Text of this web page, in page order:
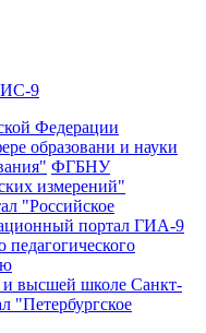
ИС-9
Федерации
образовани и науки
ФГБНУ
измерений"
"Российское
портал ГИА-9
и высшей школе Санкт-
"Петербургское